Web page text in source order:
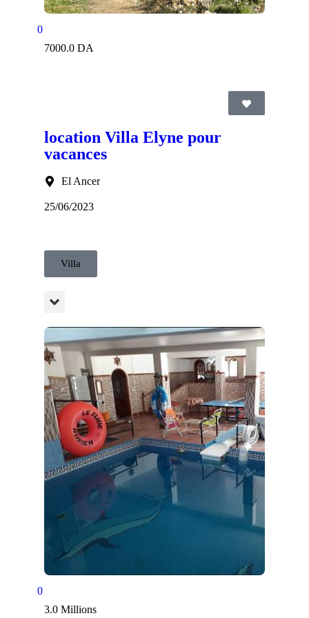
0
7000.0 DA
location Villa Elyne pour
vacances
El Ancer
25/06/2023
Villa
0
3.0 Millions